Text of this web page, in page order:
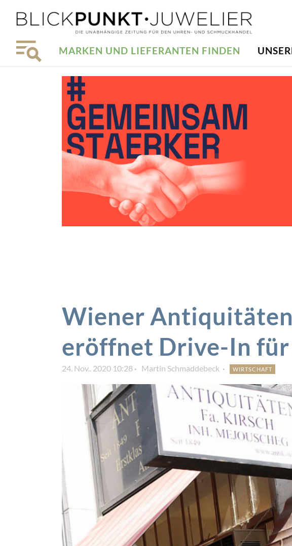
MARKEN UND LIEFERANTEN FINDEN
Wiener
eröffnet Drive-In für
24. Nov.. 2020 10:28 Martin Schmaddebeck WIRTSCHAFT